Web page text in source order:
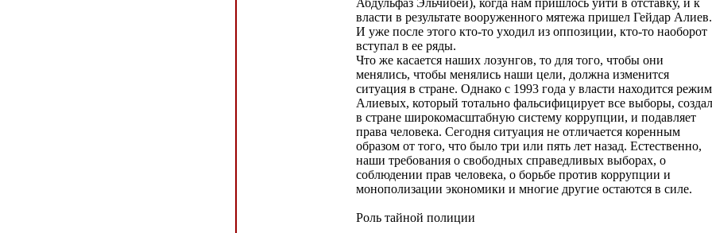
Абдульфаз Эльчибей), когда нам пришлось уйти в отставку, и к
власти в результате вооруженного мятежа пришел Гейдар Алиев.
И уже после этого кто-то уходил из оппозиции, кто-то наоборот
вступал в ее ряды.
Что же касается наших лозунгов, то для того, чтобы они
менялись, чтобы менялись наши цели, должна изменится
ситуация в стране. Однако с 1993 года у власти находится режим
Алиевых, который тотально фальсифицирует все выборы, создал
в стране широкомасштабную систему коррупции, и подавляет
права человека. Сегодня ситуация не отличается коренным
образом от того, что было три или пять лет назад. Естественно,
наши требования о свободных справедливых выборах, о
соблюдении прав человека, о борьбе против коррупции и
монополизации экономики и многие другие остаются в силе.
Роль тайной полиции